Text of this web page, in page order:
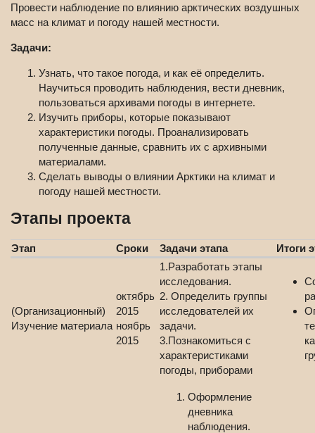
Провести наблюдение по влиянию арктических воздушных
масс на климат и погоду нашей местности.
Задачи:
Узнать, что такое погода, и как её определить.
Научиться проводить наблюдения, вести дневник,
пользоваться архивами погоды в интернете.
Изучить приборы, которые показывают
характеристики погоды. Проанализировать
полученные данные, сравнить их с архивными
материалами.
Сделать выводы о влиянии Арктики на климат и
погоду нашей местности.
Этапы проекта
Этап Сроки Задачи этапа Итоги
(Организационный)
Изучение материала
октябрь
2015
ноябрь
2015
1.Разработать этапы
исследования.
2. Определить группы
исследователей их
задачи.
3.Познакомиться с
характеристиками
погоды, приборами
Оформление
дневника
наблюдения.